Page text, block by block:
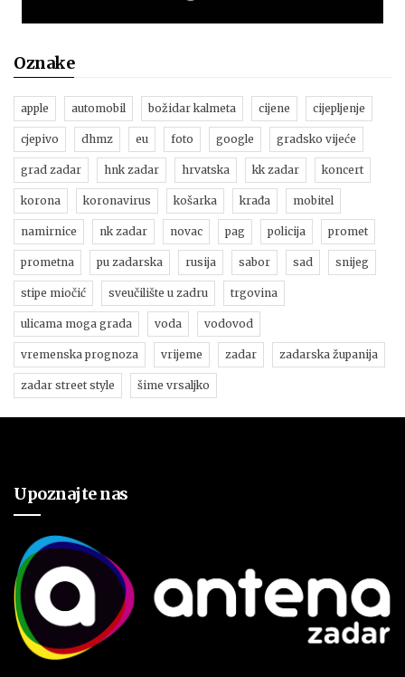
Oznake
apple automobil božidar kalmeta cijene cijepljenje
cjepivo dhmz eu foto google gradsko vijeće
grad zadar hnk zadar hrvatska kk zadar koncert
korona koronavirus košarka krađa mobitel
namirnice nk zadar novac pag policija promet
prometna pu zadarska rusija sabor sad snijeg
stipe miočić sveučilište u zadru trgovina
ulicama moga grada voda vodovod
vremenska prognoza vrijeme zadar zadarska županija
zadar street style šime vrsaljko
Upoznajte nas